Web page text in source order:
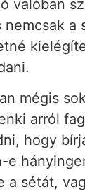
valóban
a
mégis
arról
hogy
e
a sétát,